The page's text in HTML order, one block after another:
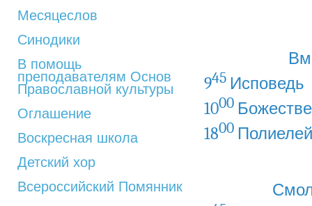
Месяцеслов
Синодики
В помощь
преподавателям Основ
Православной культуры
Оглашение
Воскресная школа
Детский хор
Всероссийский Помянник
945 Исповедь
1000
1800 Полиелей